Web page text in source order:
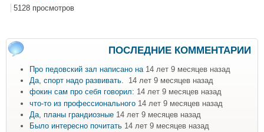
5128 просмотров
ПОСЛЕДНИЕ КОММЕНТАРИИ
Про педовский зал написано на 14 лет 9 месяцев назад
Да, спорт надо развивать.
14 лет 9 месяцев назад
фокин сам про себя говорил: 14 лет 9 месяцев назад
что-то из профессионального 14 лет 9 месяцев назад
Да, планы грандиозные 14 лет 9 месяцев назад
Было интересно почитать 14 лет 9 месяцев назад